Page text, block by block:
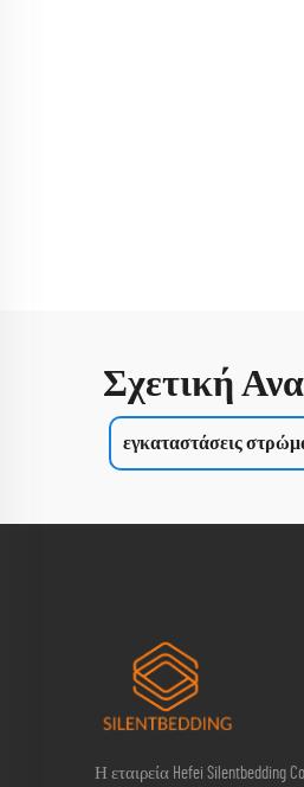
Σχετική
εγκαταστάσεις
Η εταιρεία Hefei Silentbedding